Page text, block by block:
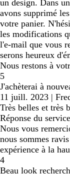
un design. Dans
avons supprimé
votre panier.
les modifications
l'e-mail que vous
serons heureux
Nous restons à
5
J'achèterai à
11 juill. 2023 |
Très belles et très
Réponse du
Nous vous
nous sommes
expérience à la
4
Beau look